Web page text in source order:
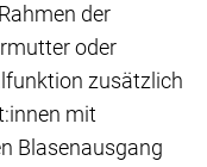
der
oder
zusätzlich
mit
Blasenausgang